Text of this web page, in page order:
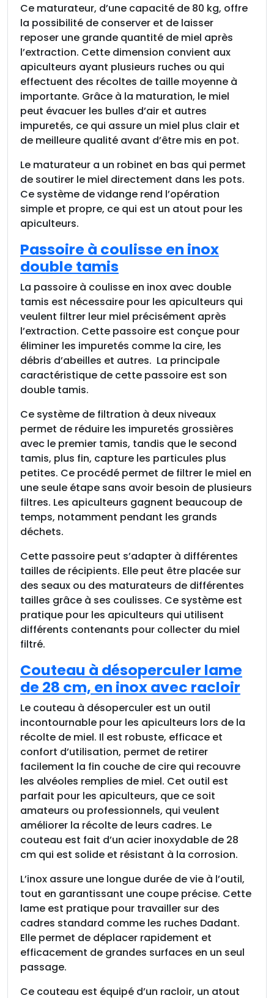
Ce maturateur, d’une capacité de 80 kg, offre
la possibilité de conserver et de laisser
reposer une grande quantité de miel après
l’extraction. Cette dimension convient aux
apiculteurs ayant plusieurs ruches ou qui
effectuent des récoltes de taille moyenne à
importante. Grâce à la maturation, le miel
peut évacuer les bulles d’air et autres
impuretés, ce qui assure un miel plus clair et
de meilleure qualité avant d’être mis en pot.
Le maturateur a un robinet en bas qui permet
de soutirer le miel directement dans les pots.
Ce système de vidange rend l’opération
simple et propre, ce qui est un atout pour les
apiculteurs.
Passoire à coulisse en inox
double tamis
La passoire à coulisse en inox avec double
tamis est nécessaire pour les apiculteurs qui
veulent filtrer leur miel précisément après
l’extraction. Cette passoire est conçue pour
éliminer les impuretés comme la cire, les
débris d’abeilles et autres. La principale
caractéristique de cette passoire est son
double tamis.
Ce système de filtration à deux niveaux
permet de réduire les impuretés grossières
avec le premier tamis, tandis que le second
tamis, plus fin, capture les particules plus
petites. Ce procédé permet de filtrer le miel en
une seule étape sans avoir besoin de plusieurs
filtres. Les apiculteurs gagnent beaucoup de
temps, notamment pendant les grands
déchets.
Cette passoire peut s’adapter à différentes
tailles de récipients. Elle peut être placée sur
des seaux ou des maturateurs de différentes
tailles grâce à ses coulisses. Ce système est
pratique pour les apiculteurs qui utilisent
différents contenants pour collecter du miel
filtré.
Couteau à désoperculer lame
de 28 cm, en inox avec racloir
Le couteau à désoperculer est un outil
incontournable pour les apiculteurs lors de la
récolte de miel. Il est robuste, efficace et
confort d’utilisation, permet de retirer
facilement la fin couche de cire qui recouvre
les alvéoles remplies de miel. Cet outil est
parfait pour les apiculteurs, que ce soit
amateurs ou professionnels, qui veulent
améliorer la récolte de leurs cadres. Le
couteau est fait d’un acier inoxydable de 28
cm qui est solide et résistant à la corrosion.
L’inox assure une longue durée de vie à l’outil,
tout en garantissant une coupe précise. Cette
lame est pratique pour travailler sur des
cadres standard comme les ruches Dadant.
Elle permet de déplacer rapidement et
efficacement de grandes surfaces en un seul
passage.
Ce couteau est équipé d’un racloir, un atout